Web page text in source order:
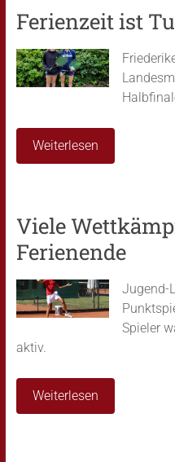
Ferienzeit ist
Weiterlesen
Viele
Ferienende
Jugend-
Spieler
aktiv.
Weiterlesen